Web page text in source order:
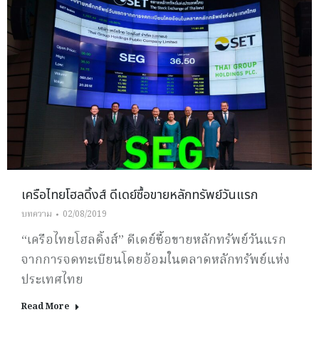
เครือไทยโฮลดิ้งส์ ดีเดย์ซื้อขายหลักทรัพย์วันแรก
บทความ 02/08/2019
“เครือไทยโฮลดิ้งส์” ดีเดย์ซื้อขายหลักทรัพย์วันแรก
จากการจดทะเบียนโดยอ้อมในตลาดหลักทรัพย์แห่ง
ประเทศไทย
Read More